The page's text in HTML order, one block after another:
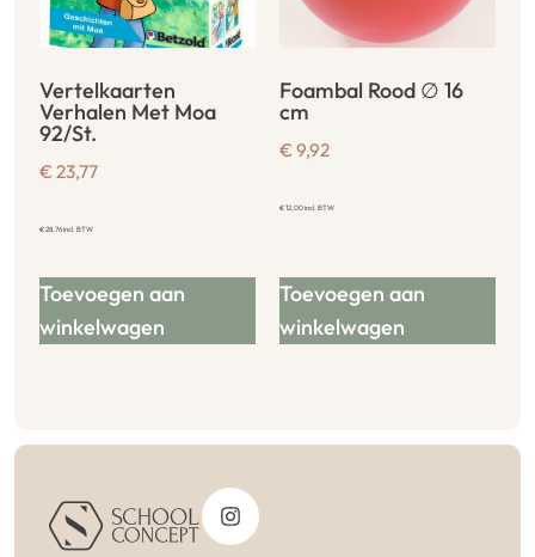
Vertelkaarten
Verhalen Met Moa
92/St.
€ 23,77
€28,76incl. BTW
Toevoegen aan
winkelwagen
Foambal Rood ∅ 16
cm
€ 9,92
€12,00incl. BTW
Toevoegen aan
winkelwagen